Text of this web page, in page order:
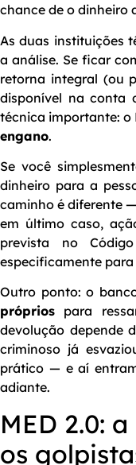
chance de o dinheiro
As duas instituições
a análise. Se ficar
retorna integral (ou
disponível na conta
técnica importante: o
engano.
Se você
dinheiro para a
caminho é diferente
em último caso,
prevista no
especificamente
Outro ponto: o
próprios para
devolução depende
criminoso já
prático — e aí
adiante.
MED 2.0:
os